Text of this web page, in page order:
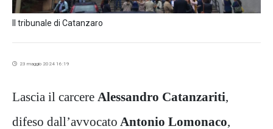
Il tribunale di Catanzaro
23 maggio 2024 16:19
Lascia il carcere Alessandro Catanzariti
difeso dall’avvocato Antonio Lomonaco